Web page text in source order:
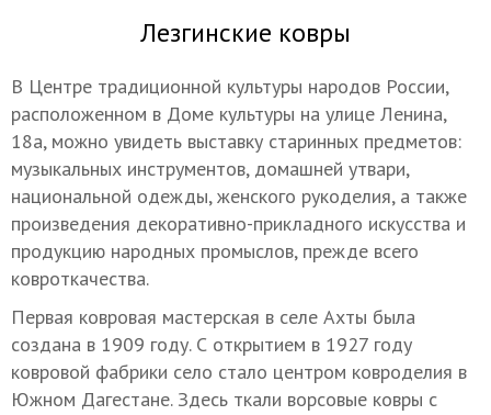
Лезгинские ковры
В Центре традиционной культуры народов России,
расположенном в Доме культуры на улице Ленина,
18а, можно увидеть выставку старинных предметов:
музыкальных инструментов, домашней утвари,
национальной одежды, женского рукоделия, а также
произведения декоративно-прикладного искусства и
продукцию народных промыслов, прежде всего
ковроткачества.
Первая ковровая мастерская в селе Ахты была
создана в 1909 году. С открытием в 1927 году
ковровой фабрики село стало центром ковроделия в
Южном Дагестане. Здесь ткали ворсовые ковры с